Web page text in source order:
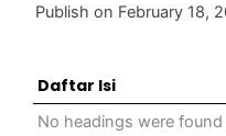
Publish on February 18,
Daftar Isi
No headings were